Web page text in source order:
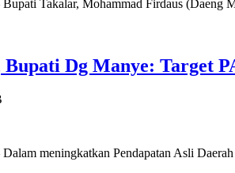
Takalar, Mohammad Firdaus (Daeng
Dg Manye: Target
meningkatkan Pendapatan Asli Daerah